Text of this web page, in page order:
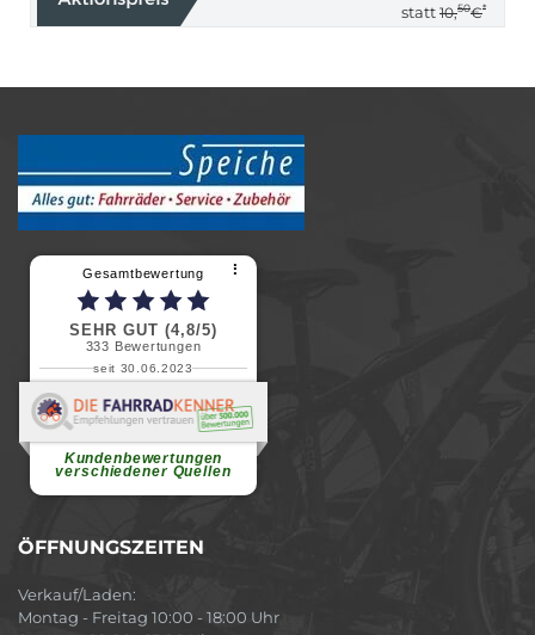
statt 10,50€*
Gesamtbewertung ⠇
SEHR GUT (4,8/5)
333 Bewertungen
seit 30.06.2023
Kundenbewertungen
verschiedener Quellen
Renate H.
Vielen Dank für ein herzliches
ÖFFNUNGSZEITEN
Verkauf/Laden:
Montag - Freitag 10:00 - 18:00 Uhr